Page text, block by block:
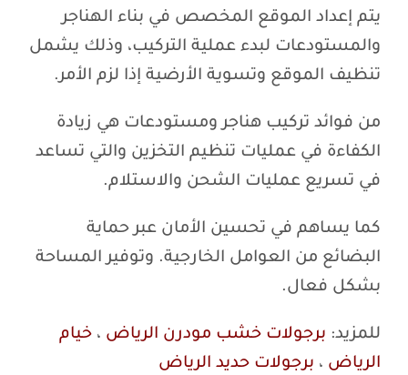
يتم إعداد الموقع المخصص في بناء الهناجر
والمستودعات لبدء عملية التركيب، وذلك يشمل
تنظيف الموقع وتسوية الأرضية إذا لزم الأمر.
من فوائد تركيب هناجر ومستودعات هي زيادة
الكفاءة في عمليات تنظيم التخزين والتي تساعد
في تسريع عمليات الشحن والاستلام.
كما يساهم في تحسين الأمان عبر حماية
البضائع من العوامل الخارجية. وتوفير المساحة
بشكل فعال.
للمزيد: برجولات خشب مودرن الرياض ، خيام
الرياض ، برجولات حديد الرياض